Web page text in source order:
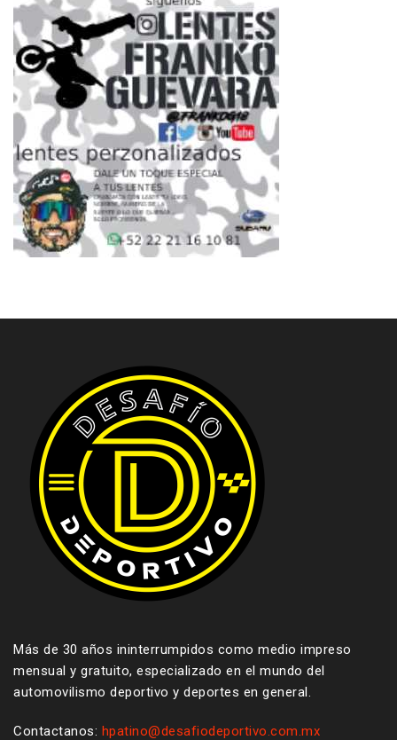
Más de 30 años ininterrumpidos como medio impreso
mensual y gratuito, especializado en el mundo del
automovilismo deportivo y deportes en general.
Contactanos: hpatino@desafiodeportivo.com.mx